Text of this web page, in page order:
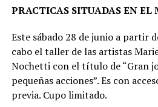
PRACTICAS SITUADAS EN EL
Este sábado 28 de junio a partir
cabo el taller de las artistas
Nochetti con el título de “Gran
pequeñas acciones”. Es con
previa. Cupo limitado.